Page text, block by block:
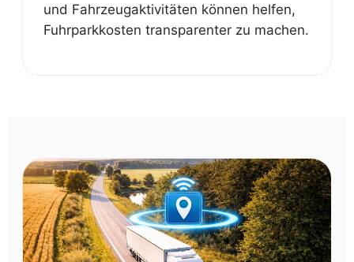
und Fahrzeugaktivitäten können helfen,
Fuhrparkkosten transparenter zu machen.